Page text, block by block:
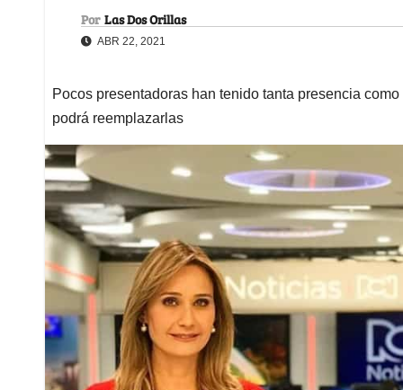
Por Las Dos Orillas
ABR 22, 2021
Pocos presentadoras han tenido tanta presencia
podrá reemplazarlas